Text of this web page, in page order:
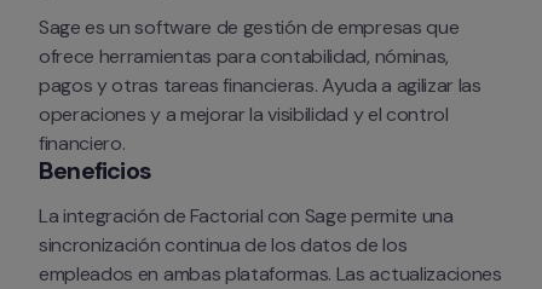
Sage es un software de gestión de empresas que
ofrece herramientas para contabilidad, nóminas,
pagos y otras tareas financieras. Ayuda a agilizar las
operaciones y a mejorar la visibilidad y el control
financiero.
Beneficios
La integración de Factorial con Sage permite una
sincronización continua de los datos de los
empleados en ambas plataformas. Las actualizaciones